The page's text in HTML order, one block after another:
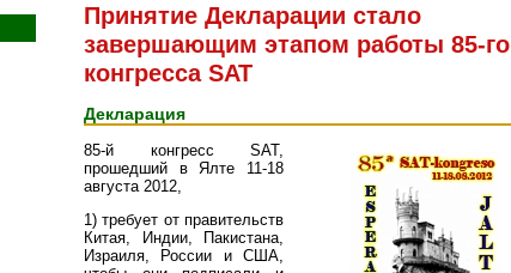
Принятие Декларации стало
завершающим этапом работы 85-го
конгресса SAT
Декларация
85-й конгресс SAT,
прошедший в Ялте 11-18
августа 2012,
1) требует от правительств
Китая, Индии, Пакистана,
Израиля, России и США,